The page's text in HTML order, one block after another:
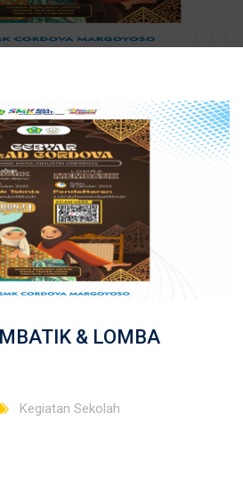
& LOMBA
Kegiatan Sekolah